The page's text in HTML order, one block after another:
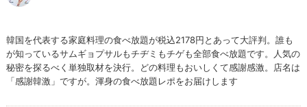
韓国を代表する家庭料理の食べ放題が税込2178円とあって大評判。誰も
が知っているサムギョプサルもチヂミもチゲも全部食べ放題です。人気の
秘密を探るべく単独取材を決行。どの料理もおいしくて感謝感激。店名は
「感謝韓激」ですが。渾身の食べ放題レポをお届けします